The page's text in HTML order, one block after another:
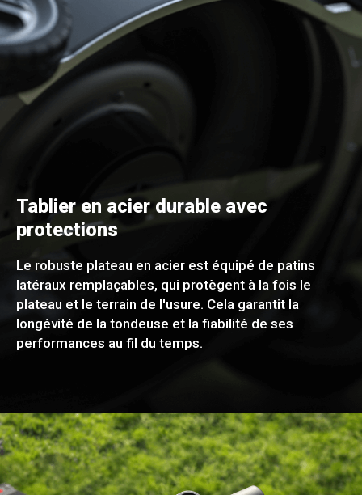
Tablier en acier durable avec
protections
Le robuste plateau en acier est équipé de patins
latéraux remplaçables, qui protègent à la fois le
plateau et le terrain de l'usure. Cela garantit la
longévité de la tondeuse et la fiabilité de ses
performances au fil du temps.